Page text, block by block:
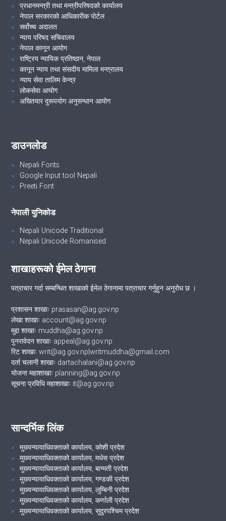
प्रधानमन्त्री तथा मन्त्रीपरिषदको कार्यालय
नेपाल सरकारको आधिकारीक पोर्टल
सर्वोच्च अदालत
न्याय परिषद सचिवालय
नेपाल कानून आयोग
राष्ट्रिय न्यायिक प्रतिष्ठान, नेपाल
कानून न्याय तथा संसदीय मामिला मन्त्रालय
न्याय सेवा तालिम केन्द्र
लोकसेवा आयोग
अख्तियार दुरूपयोग अनुसन्धान आयोग
डाउनलोड
Nepali Fonts
Google Input tool Nepali
Preeti Font
नेपाली युनिकोड
Nepali Unicode Traditional
Nepali Unicode Romanised
शाखाहरूको ईमेल ठेगाना
पत्राचार गर्दा सम्बन्धित शाखाको ईमेल ठेगानामा पत्राचार गर्नुहुन अनुरोध छ ।
प्रशासन शाखाः prasasan@ag.gov.np
लेखा शाखाः account@ag.gov.np
मुद्दा शाखाः muddha@ag.gov.np
पुनरावेदन शाखाः appeal@ag.gov.np
रिट शाखाः writ@ag.gov.np|writmuddha@gmail.com
दर्ता चलानी शाखाः dartachalani@ag.gov.np
योजना महाशाखाः planning@ag.gov.np
सूचना प्रविधि महाशाखाः it@ag.gov.np
सान्दर्भिक लिंक
मुख्यन्यायाधिवक्ताको कार्यालय, कोशी प्रदेश
मुख्यन्यायाधिवक्ताको कार्यालय, मधेस प्रदेश
मुख्यन्यायाधिवक्ताको कार्यालय, बाग्मती प्रदेश
मुख्यन्यायाधिवक्ताको कार्यालय, गण्डकी प्रदेश
मुख्यन्यायाधिवक्ताको कार्यालय, लुम्बिनी प्रदेश
मुख्यन्यायाधिवक्ताको कार्यालय, कर्णाली प्रदेश
मुख्यन्यायाधिवक्ताको कार्यालय, सुदुरपश्चिम प्रदेश